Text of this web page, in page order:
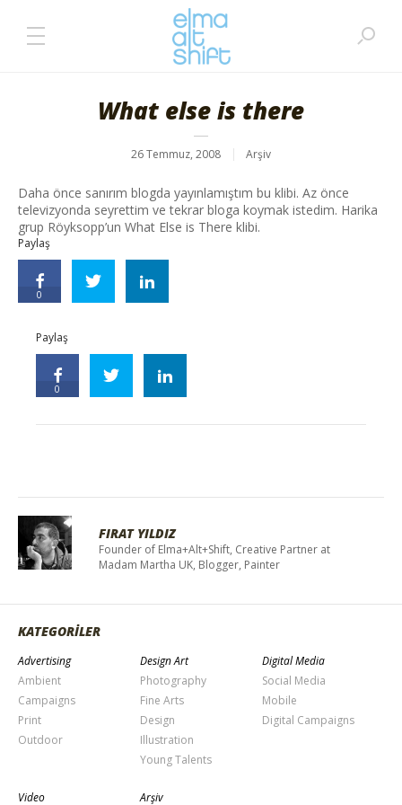
What else is there
26 Temmuz, 2008 Arşiv
Daha önce sanırım blogda yayınlamıştım bu klibi. Az önce
televizyonda seyrettim ve tekrar bloga koymak istedim. Harika
grup Röyksopp’un What Else is There klibi.
Paylaş
0
Paylaş
0
FIRAT YILDIZ
Founder of Elma+Alt+Shift, Creative Partner at
Madam Martha UK, Blogger, Painter
KATEGORİLER
Advertising
Ambient
Campaigns
Print
Outdoor
Design Art
Photography
Fine Arts
Design
Illustration
Young Talents
Digital Media
Social Media
Mobile
Digital Campaigns
Video Arşiv